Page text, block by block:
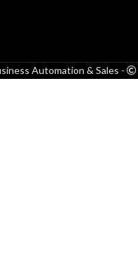
Automation & Sales -